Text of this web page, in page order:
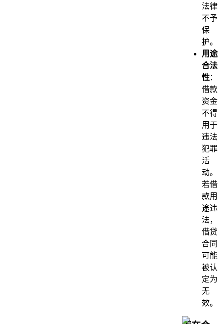
法律
不予
保
护。
用途
合法
性：
借款
资金
不得
用于
违法
犯罪
活
动。
若借
款用
途违
法，
借贷
合同
可能
被认
定为
无
效。